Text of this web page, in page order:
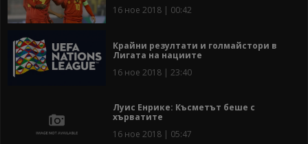
16 ное 2018 | 00:42
Крайни резултати и голмайстори в
Лигата на нациите
16 ное 2018 | 23:40
Луис Енрике: Късметът беше с
хърватите
16 ное 2018 | 05:47